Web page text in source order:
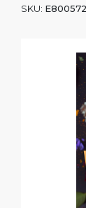
SKU: E800572